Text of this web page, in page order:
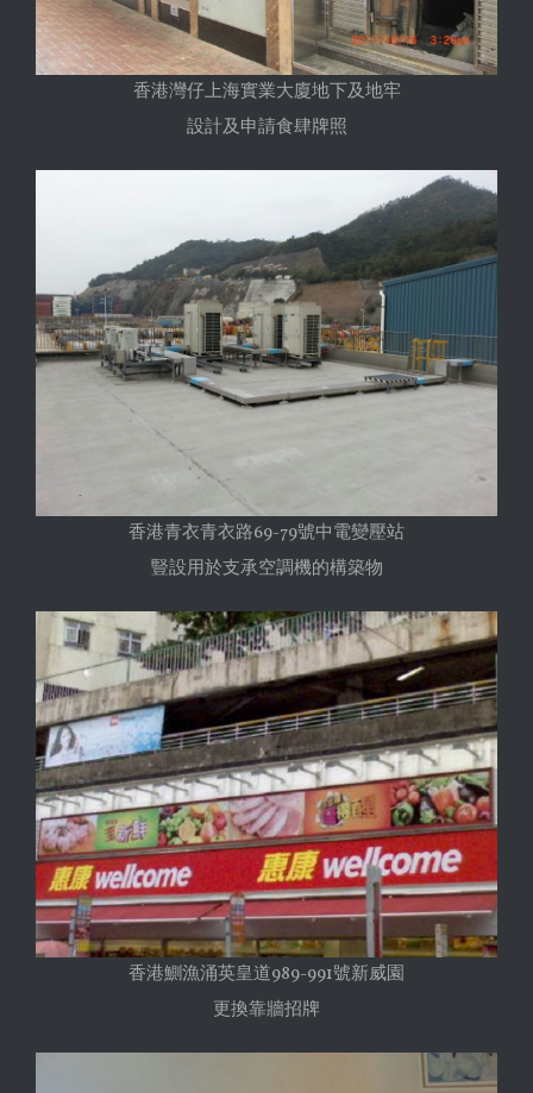
香港灣仔上海實業大廈地下及地牢
設計及申請食肆牌照
香港青衣青衣路69-79號中電變壓站
豎設用於支承空調機的構築物
香港鰂漁涌英皇道989-991號新威園
更換靠牆招牌